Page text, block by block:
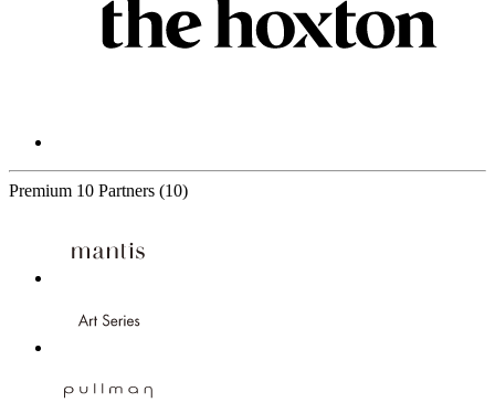
Premium 10 Partners (10)